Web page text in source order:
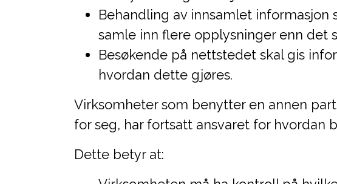
Behandling av innsamlet informasjon
samle inn flere opplysninger enn det
Besøkende på nettstedet skal gis
hvordan dette gjøres.
Virksomheter som benytter en annen
for seg, har fortsatt ansvaret for hvordan
Dette betyr at: